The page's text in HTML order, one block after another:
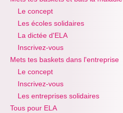
Le concept
Les écoles solidaires
La dictée d'ELA
Inscrivez-vous
Mets tes baskets dans l'entreprise
Le concept
Inscrivez-vous
Les entreprises solidaires
Tous pour ELA